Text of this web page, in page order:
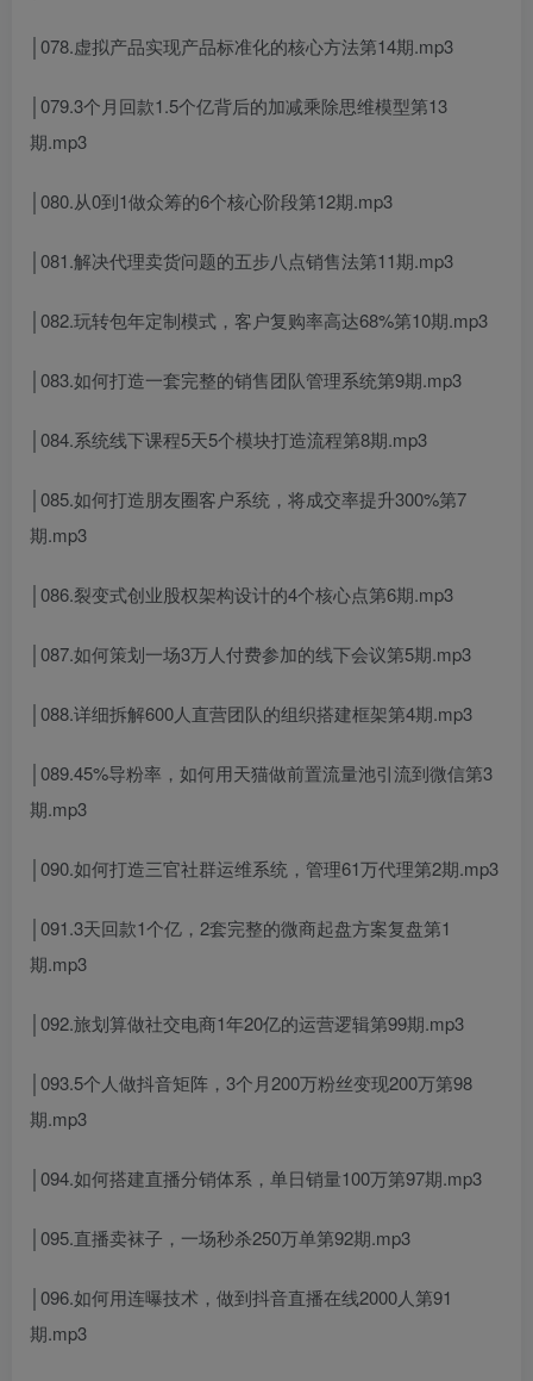
│078.虚拟产品实现产品标准化的核心方法第14期.mp3
│079.3个月回款1.5个亿背后的加减乘除思维模型第13
期.mp3
│080.从0到1做众筹的6个核心阶段第12期.mp3
│081.解决代理卖货问题的五步八点销售法第11期.mp3
│082.玩转包年定制模式，客户复购率高达68%第10期.mp3
│083.如何打造一套完整的销售团队管理系统第9期.mp3
│084.系统线下课程5天5个模块打造流程第8期.mp3
│085.如何打造朋友圈客户系统，将成交率提升300%第7
期.mp3
│086.裂变式创业股权架构设计的4个核心点第6期.mp3
│087.如何策划一场3万人付费参加的线下会议第5期.mp3
│088.详细拆解600人直营团队的组织搭建框架第4期.mp3
│089.45%导粉率，如何用天猫做前置流量池引流到微信第3
期.mp3
│090.如何打造三官社群运维系统，管理61万代理第2期.mp3
│091.3天回款1个亿，2套完整的微商起盘方案复盘第1
期.mp3
│092.旅划算做社交电商1年20亿的运营逻辑第99期.mp3
│093.5个人做抖音矩阵，3个月200万粉丝变现200万第98
期.mp3
│094.如何搭建直播分销体系，单日销量100万第97期.mp3
│095.直播卖袜子，一场秒杀250万单第92期.mp3
│096.如何用连曝技术，做到抖音直播在线2000人第91
期.mp3